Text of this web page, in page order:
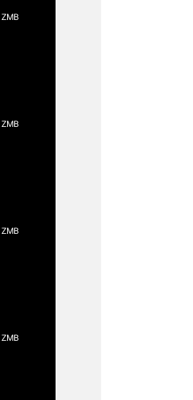
ZMB
ZMB
ZMB
ZMB